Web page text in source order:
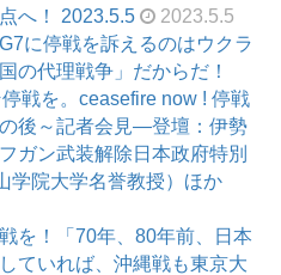
へ！ 2023.5.5
2023.5.5
に停戦を訴えるのはウクラ
の代理戦争」だからだ！
戦を。ceasefire now ! 停戦
後～記者会見―登壇：伊勢
ガン武装解除日本政府特別
学院大学名誉教授）ほか
を！「70年、80年前、日本
ていれば、沖縄戦も東京大